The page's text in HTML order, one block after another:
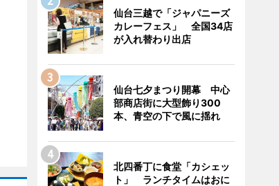
仙台三越で「ジャパニーズ
カレーフェス」 全国34店
が入れ替わり出店
仙台七夕まつり開幕 中心
部商店街に大型飾り300
本、青空の下で風に揺れ
北四番丁に食堂「カシェッ
ト」 ランチタイムはおに